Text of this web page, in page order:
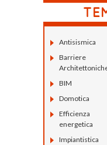
Antisismica
Barriere
BIM
Domotica
Efficienza
energetica
Impiantistica